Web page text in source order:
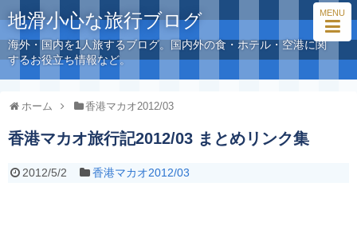
MENU
地滑小心な旅行ブログ
海外・国内を1人旅するブログ。国内外の食・ホテル・空港に関
するお役立ち情報など。
ホーム 香港マカオ2012/03
香港マカオ旅行記2012/03 まとめリンク集
2012/5/2 香港マカオ2012/03